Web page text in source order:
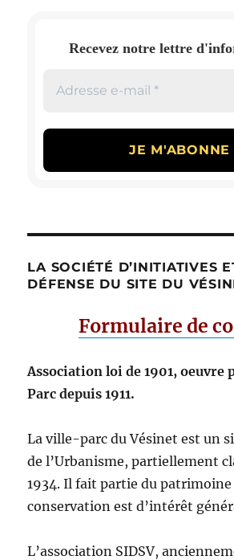
Recevez notre lettre
LA SOCIÉTÉ D’INITIATIVES
DÉFENSE DU SITE DU
Formulaire de
Association loi de 1901, oeuvre
Parc depuis 1911.
La ville-parc du Vésinet est un
de l’Urbanisme, partiellement
1934. Il fait partie du
conservation est d’intérêt
L’association SIDSV,